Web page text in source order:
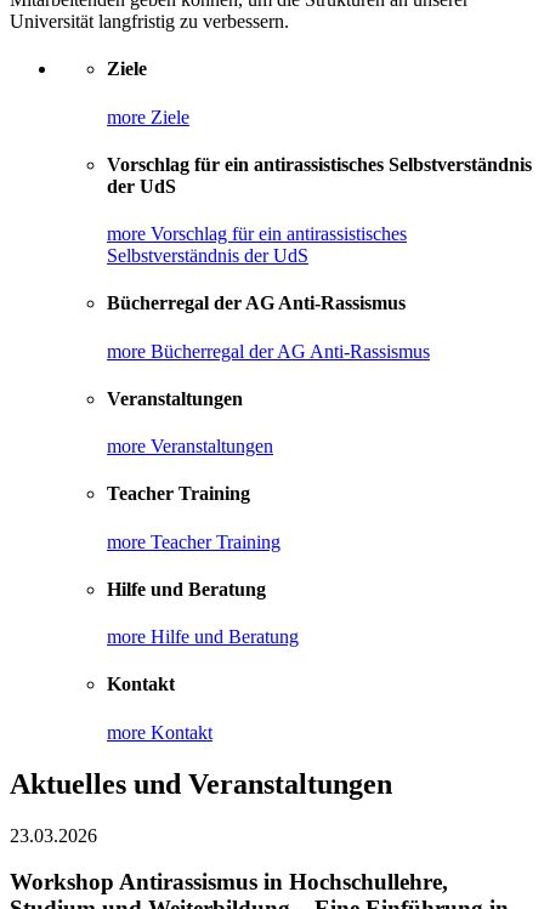
Universität langfristig zu verbessern.
Ziele
more Ziele
Vorschlag für ein antirassistisches Selbstverständnis
der UdS
more Vorschlag für ein antirassistisches
Selbstverständnis der UdS
Bücherregal der AG Anti-Rassismus
more Bücherregal der AG Anti-Rassismus
Veranstaltungen
more Veranstaltungen
Teacher Training
more Teacher Training
Hilfe und Beratung
more Hilfe und Beratung
Kontakt
more Kontakt
Aktuelles und Veranstaltungen
23.03.2026
Workshop Antirassismus in Hochschullehre,